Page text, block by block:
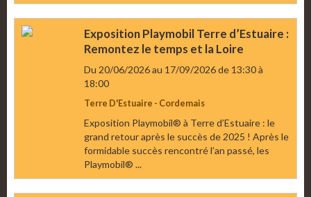
Exposition Playmobil Terre d’Estuaire :
Remontez le temps et la Loire
Du 20/06/2026au 17/09/2026de 13:30à
18:00
Terre D'Estuaire - Cordemais
Exposition Playmobil® à Terre d’Estuaire : le
grand retour après le succès de 2025 ! Après le
formidable succès rencontré l’an passé, les
Playmobil® ...